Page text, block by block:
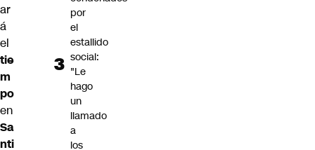
ar
á
el
tie
m
po
en
Sa
nti
por
el
estallido
social:
"Le
hago
un
llamado
a
los